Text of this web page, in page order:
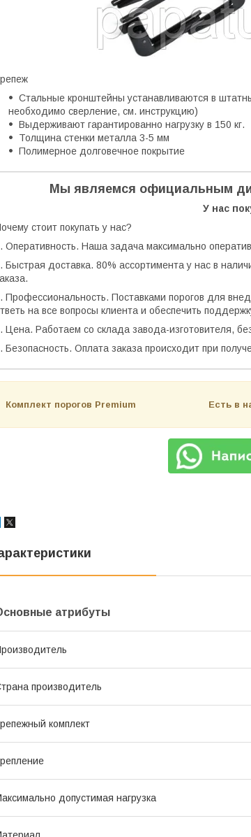
Стальные кронштейны устанавливаются в
необходимо сверление, см. инструкцию)
Выдерживают гарантированно нагрузку в 150 кг.
Толщина стенки металла 3-5 мм
Полимерное долговечное покрытие
Мы являемся официальным
У нас
стоит покупать у нас?
Оперативность. Наша задача максимально
Быстрая доставка. 80% ассортимента у нас в
Профессиональность. Поставками порогов для
на все вопросы клиента и обеспечить
Цена. Работаем со склада завода-изготовителя,
Безопасность. Оплата заказа происходит при
Комплект порогов Premium Есть в
атрибуты
производитель
комплект
допустимая нагрузка